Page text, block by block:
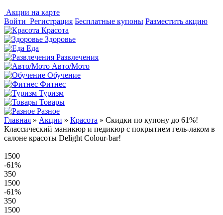
Акции на карте
Войти Регистрация Бесплатные купоны Разместить акцию
Красота
Здоровье
Еда
Развлечения
Авто/Мото
Обучение
Фитнес
Туризм
Товары
Разное
Главная » Акции » Красота » Скидки по купону до 61%!
Классический маникюр и педикюр с покрытием гель-лаком в
салоне красоты Delight Colour-bar!
1500
-61%
350
1500
-61%
350
1500